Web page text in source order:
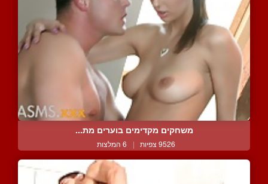
משחקים מקדימים בוערים מת...
9526 צפיות | 6 המלצות